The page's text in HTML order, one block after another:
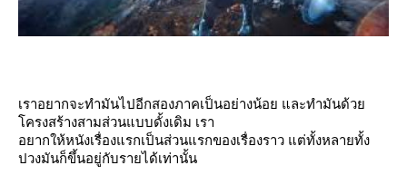
เราอยากจะทำมันไปอีกสองภาคเป็นอย่างน้อย และทำมันด้ว
ครงสร้างสามส่วนแบบดั้งเดิม เรา
อยากให้หนังเรื่องแรกเป็นส่วนแรกของเรื่องราว แต่ทั้งหลายทั้ง
ปวงมันก็ขึ้นอยู่กับรายได้เท่านั้น